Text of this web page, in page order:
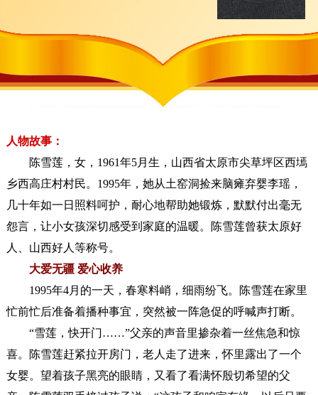
人物故事：
陈雪莲，女，1961年5月生，山西省太原市尖草坪区西墕
乡西高庄村村民。1995年，她从土窑洞捡来脑瘫弃婴李瑶，
几十年如一日照料呵护，耐心地帮助她锻炼，默默付出毫无
怨言，让小女孩深切感受到家庭的温暖。陈雪莲曾获太原好
人、山西好人等称号。
大爱无疆 爱心收养
1995年4月的一天，春寒料峭，细雨纷飞。陈雪莲在家里
忙前忙后准备着播种事宜，突然被一阵急促的呼喊声打断。
“雪莲，快开门……”父亲的声音里掺杂着一丝焦急和惊
喜。陈雪莲赶紧拉开房门，老人走了进来，怀里露出了一个
女婴。望着孩子黑亮的眼睛，又看了看满怀殷切希望的父